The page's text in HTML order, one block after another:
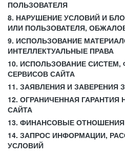
ПОЛЬЗОВАТЕЛЯ
8. НАРУШЕНИЕ УСЛОВИЙ И
ИЛИ ПОЛЬЗОВАТЕЛЯ,
9. ИСПОЛЬЗОВАНИЕ
ИНТЕЛЛЕКТУАЛЬНЫЕ ПРАВА
10. ИСПОЛЬЗОВАНИЕ СИСТЕМ,
СЕРВИСОВ САЙТА
11. ЗАЯВЛЕНИЯ И ЗАВЕРЕНИЯ
12. ОГРАНИЧЕННАЯ
САЙТА
13. ФИНАНСОВЫЕ ОТНОШЕНИЯ
14. ЗАПРОС ИНФОРМАЦИИ,
УСЛОВИЙ